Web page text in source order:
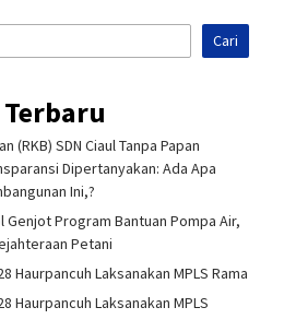
Cari
(RKB) SDN Ciaul Tanpa Papan
Dipertanyakan: Ada Apa
Ini,?
Genjot Program Bantuan Pompa Air,
Petani
Haurpancuh Laksanakan MPLS Rama
Haurpancuh Laksanakan MPLS